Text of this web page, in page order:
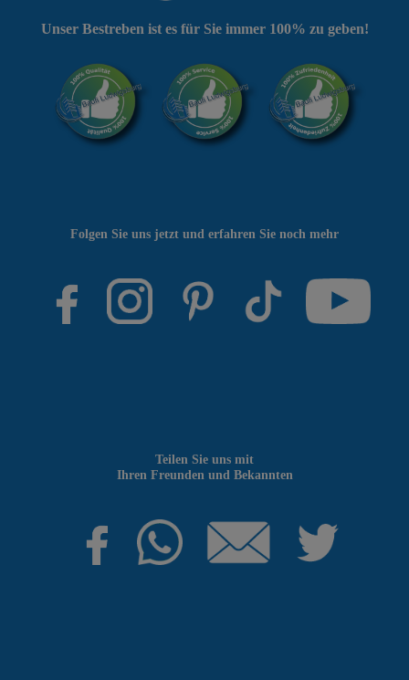
Teilen Sie uns mit
Ihren Freunden und Bekannten
Folgen Sie uns jetzt und erfahren Sie noch mehr
Unser Bestreben ist es für Sie immer 100% zu geben!